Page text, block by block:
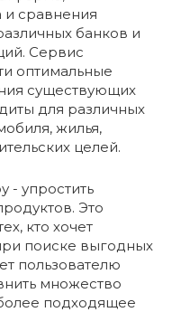
и сравнения
банков и
Сервис
оптимальные
существующих
для различных
жилья,
целей.
- упростить
Это
кто хочет
поиске выгодных
пользователю
множество
подходящее